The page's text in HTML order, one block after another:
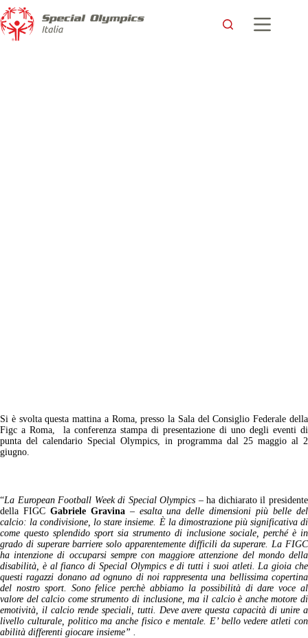
Si è svolta questa mattina a Roma, presso la Sala del Consiglio Federale della
Figc a Roma, la conferenza stampa di presentazione di uno degli eventi di
punta del calendario Special Olympics, in programma dal 25 maggio al 2
giugno.
“La European Football Week di Special Olympics – ha dichiarato il presidente
della FIGC Gabriele Gravina– esalta una delle dimensioni più belle del
calcio: la condivisione, lo stare insieme. È la dimostrazione più significativa di
come questo splendido sport sia strumento di inclusione sociale, perché è in
grado di superare barriere solo apparentemente difficili da superare. La FIGC
ha intenzione di occuparsi sempre con maggiore attenzione del mondo della
disabilità, è al fianco di Special Olympics e di tutti i suoi atleti.Lagioia che
questi ragazzi donano ad ognuno di noi rappresenta una bellissima copertina
del nostro sport. Sono felice perchè abbiamo la possibilità di dare voce al
valore del calcio come strumento di inclusione, ma il calcio è anche motore di
emotività, il calcio rende speciali, tutti. Deve avere questa capacità di unire a
livello culturale, politico ma anche fisico e mentale. E’ bello vedere atleti con
abilità differenti giocare insieme” .